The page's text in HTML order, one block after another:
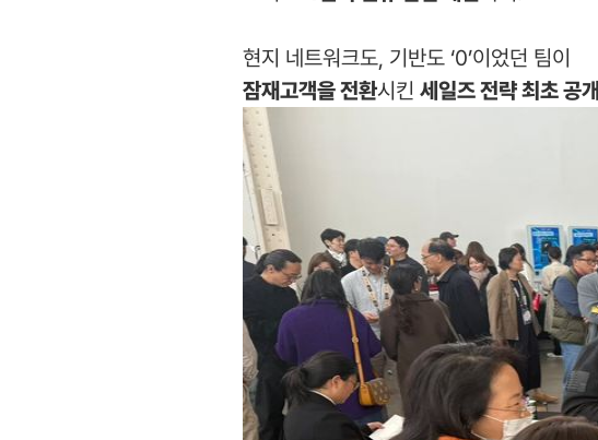
현지 네트워크도, 기반도 ‘0’이었던 팀이
잠재고객을 전환시킨 세일즈 전략 최초 공개